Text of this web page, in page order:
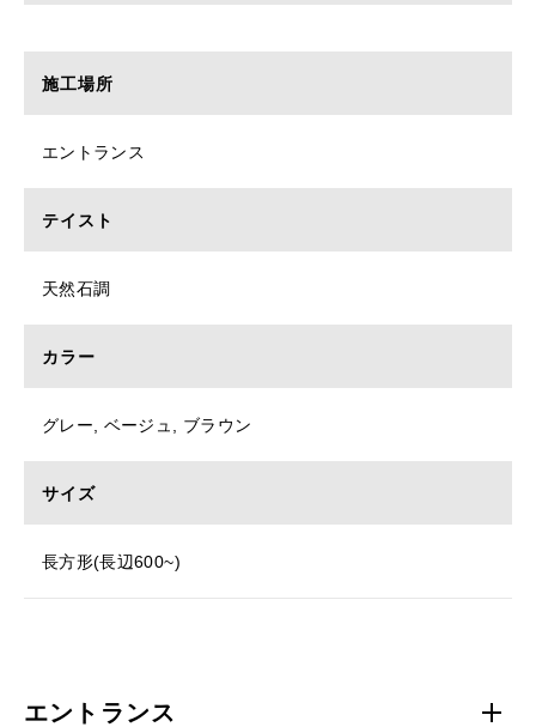
施工場所
エントランス
テイスト
天然石調
カラー
グレー, ベージュ, ブラウン
サイズ
長方形(長辺600~)
エントランス